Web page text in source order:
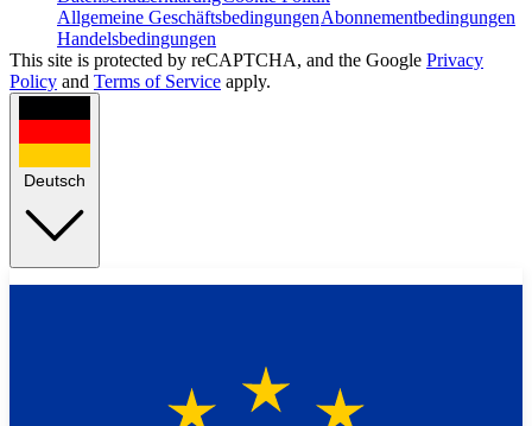
Allgemeine GeschäftsbedingungenAbonnementbedingungen
Handelsbedingungen
This site is protected by reCAPTCHA, and the Google Privacy
Policy and Terms of Service apply.
Deutsch